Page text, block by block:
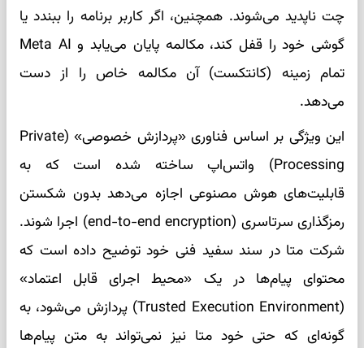
چت ناپدید می‌شوند. همچنین، اگر کاربر برنامه را ببندد یا
گوشی خود را قفل کند، مکالمه پایان می‌یابد و Meta AI
تمام زمینه (کانتکست) آن مکالمه خاص را از دست
می‌دهد.
این ویژگی بر اساس فناوری «پردازش خصوصی» (Private
Processing) واتس‌اپ ساخته شده است که به
قابلیت‌های هوش مصنوعی اجازه می‌دهد بدون شکستن
رمزگذاری سرتاسری (end-to-end encryption) اجرا شوند.
شرکت متا در سند سفید فنی خود توضیح داده است که
محتوای پیام‌ها در یک «محیط اجرای قابل اعتماد»
(Trusted Execution Environment) پردازش می‌شود، به
گونه‌ای که حتی خود متا نیز نمی‌تواند به متن پیام‌ها